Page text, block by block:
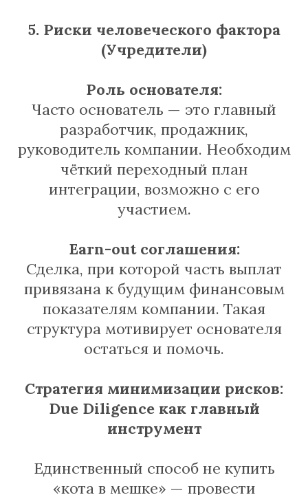
5. Риски человеческого фактора
(Учредители)
Роль основателя:
Часто основатель — это главный
разработчик, продажник,
руководитель компании. Необходим
чёткий переходный план
интеграции, возможно с его
участием.
Earn-out соглашения:
Сделка, при которой часть выплат
привязана к будущим финансовым
показателям компании. Такая
структура мотивирует основателя
остаться и помочь.
Стратегия минимизации рисков:
Due Diligence как главный
инструмент
Единственный способ не купить
«кота в мешке» — провести